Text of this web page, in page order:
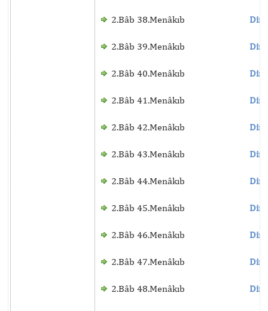
2.Bâb 38.Menâkıb
2.Bâb 39.Menâkıb
2.Bâb 40.Menâkıb
2.Bâb 41.Menâkıb
2.Bâb 42.Menâkıb
2.Bâb 43.Menâkıb
2.Bâb 44.Menâkıb
2.Bâb 45.Menâkıb
2.Bâb 46.Menâkıb
2.Bâb 47.Menâkıb
2.Bâb 48.Menâkıb